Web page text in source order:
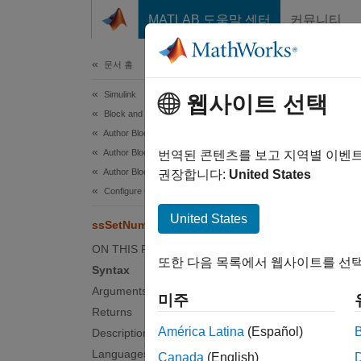
MATLAB 도움말 센터 커뮤니티
문서 홈
Simulink
Block and Blockset Authoring
Author Block Algorithms
Author Blocks Using C/C++
Author Blocks Using C MEX S-Functions
Configure C/C++ S-Function Features
ssSetNumOutputPorts
ON THIS PAGE
Syntax
Arguments
Returns
Description
Languages
웹사이트 선택
번역된 콘텐츠를 보고 지역별 이벤
권장합니다: United States
United States
또한 다음 목록에서 웹사이트를 선
미주
América Latina (Español)
Canada (English)